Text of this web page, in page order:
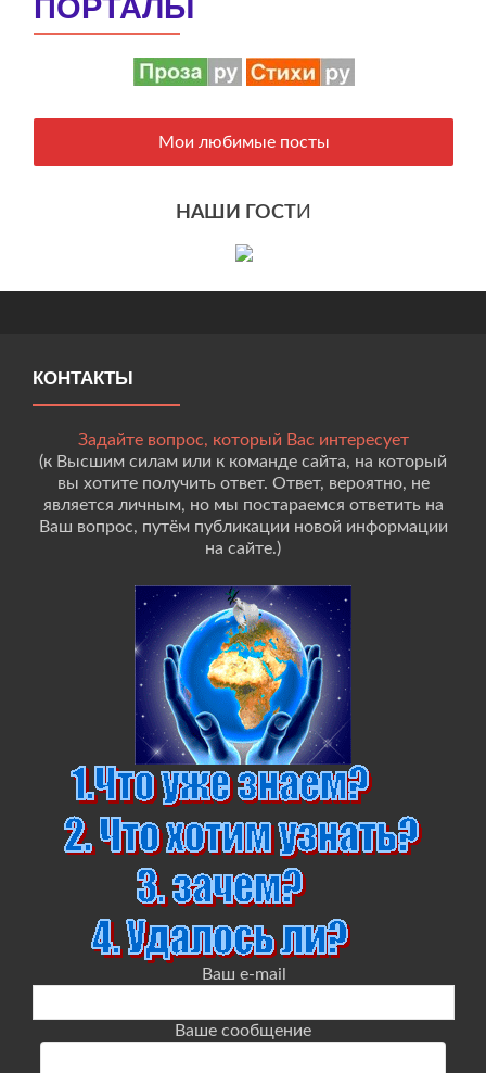
ПОРТАЛЫ
Мои любимые посты
НАШИ ГОСТИ
КОНТАКТЫ
Задайте вопрос, который Вас интересует
(к Высшим силам или к команде сайта, на который
вы хотите получить ответ. Ответ, вероятно, не
является личным, но мы постараемся ответить на
Ваш вопрос, путём публикации новой информации
на сайте.)
Ваш e-mail
Ваше сообщение